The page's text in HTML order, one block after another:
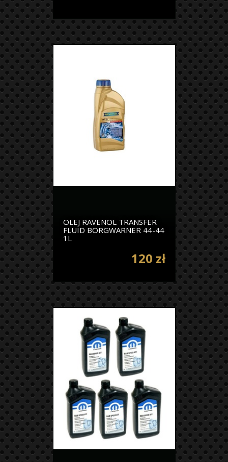
OLEJ RAVENOL TRANSFER
FLUID BORGWARNER 44-44
1L
120 zł